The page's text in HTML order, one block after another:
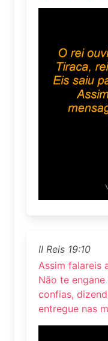
II Reis 19:10
Assim falareis
Não te
confias,
entregue nas